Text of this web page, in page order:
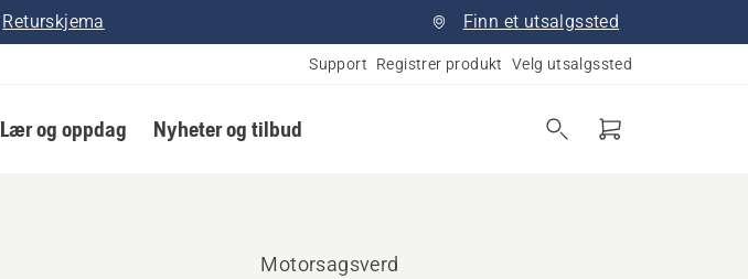
Returskjema Finn et utsalgssted
Support Registrer produkt Velg utsalgssted
Lær og oppdag Nyheter og tilbud
Motorsagsverd